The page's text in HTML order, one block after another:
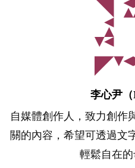
李心尹（
自媒體創作人，致力創作
關的內容，希望可透過文
輕鬆自在的